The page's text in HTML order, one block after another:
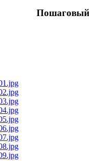
Пошаговый